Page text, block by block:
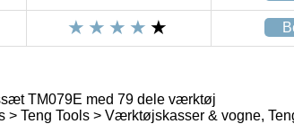
TM079E med 79 dele værktøj
> Teng Tools > Værktøjskasser & vogne,